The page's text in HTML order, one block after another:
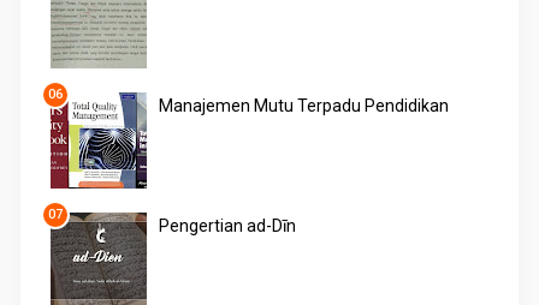
Manajemen Mutu Terpadu Pendidikan
Pengertian ad-Dīn